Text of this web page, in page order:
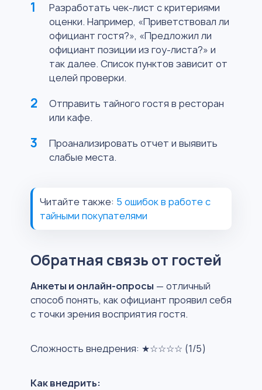
Разработать чек-лист с критериями
оценки. Например, «Приветствовал ли
официант гостя?», «Предложил ли
официант позиции из гоу-листа?» и
так далее. Список пунктов зависит от
целей проверки.
Отправить тайного гостя в ресторан
или кафе.
Проанализировать отчет и выявить
слабые места.
Читайте также: 5 ошибок в работе с
тайными покупателями
Обратная связь от гостей
Анкеты и онлайн-опросы — отличный
способ понять, как официант проявил себя
с точки зрения восприятия гостя.
Сложность внедрения: ★☆☆☆☆ (1/5)
Как внедрить: